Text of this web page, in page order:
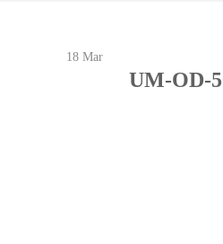
18 Mar
UM-OD-